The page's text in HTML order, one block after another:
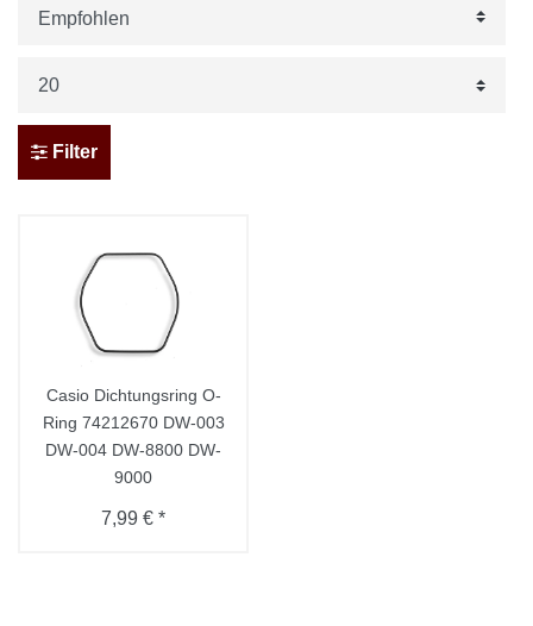
Filter
Casio Dichtungsring O-
Ring 74212670 DW-003
DW-004 DW-8800 DW-
9000
7,99 € *